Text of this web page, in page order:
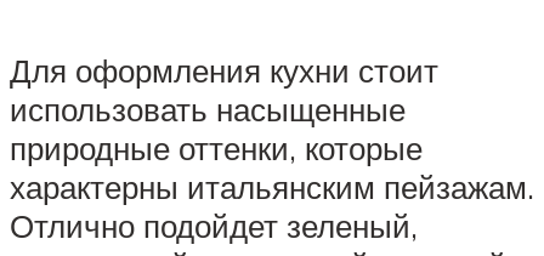
Для оформления кухни стоит
использовать насыщенные
природные оттенки, которые
характерны итальянским пейзажам.
Отлично подойдет зеленый,